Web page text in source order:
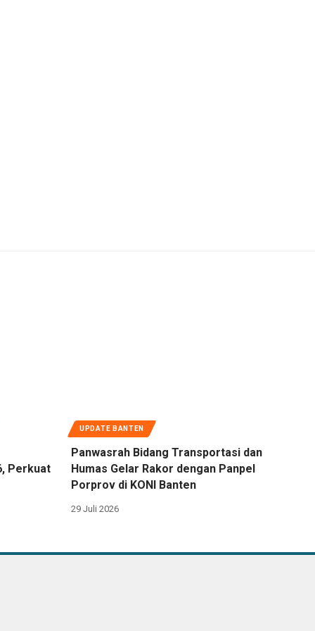
Perkuat
UPDATE BANTEN
Panwasrah Bidang Transportasi dan
Humas Gelar Rakor dengan Panpel
Porprov di KONI Banten
29 Juli 2026